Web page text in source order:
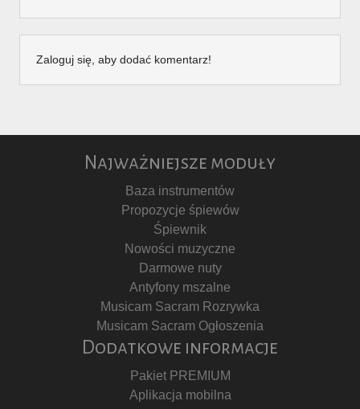
Zaloguj się, aby dodać komentarz!
Najważniejsze moduły
Baza instrumentów
Propozycje śpiewów
Śpiewnik
Nowości muzyczne
Darmowe nuty
Antyfony mszalne
Musicam Sacram Rozrywka
Musicam Sacram Ogłoszenia
Dodatkowe informacje
Pakiet PREMIUM
Aplikacja mobilna